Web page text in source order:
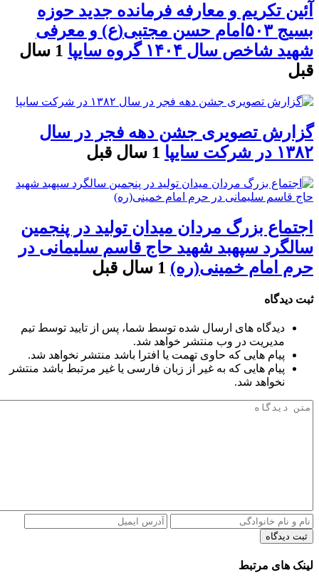
آئین تکریم و معارفه فرمانده جدید حوزه
بسیج ۵۰۳امام حسن مجتبی(ع) و معرفی
شهید شاخص سال ۱۴۰۴ گروه سایپا
1 سال
قبل
گزارش تصویری جشن دهه فجر در سال
۱۳۸۲ در شرکت سایپا
1 سال قبل
اجتماع بزرگ مردان میدان تولید در پنجمین
سالگرد سپهبد شهید حاج قاسم سلیمانی در
حرم امام خمینی(ره) 1 سال قبل
ثبت دیدگاه
دیدگاه های ارسال شده توسط شما، پس از تایید توسط تیم
مدیریت در وب منتشر خواهد شد.
پیام هایی که حاوی تهمت یا افترا باشد منتشر نخواهد شد.
پیام هایی که به غیر از زبان فارسی یا غیر مرتبط باشد منتشر
نخواهد شد.
ثبت دیدگاه
لینک های مرتبط